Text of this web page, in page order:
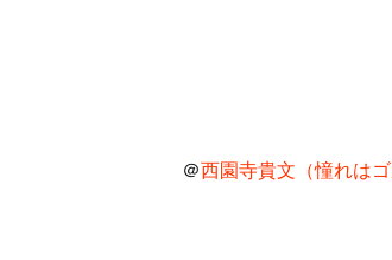
＠西園寺貴文（憧れは